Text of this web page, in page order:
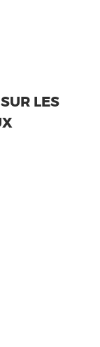
LES